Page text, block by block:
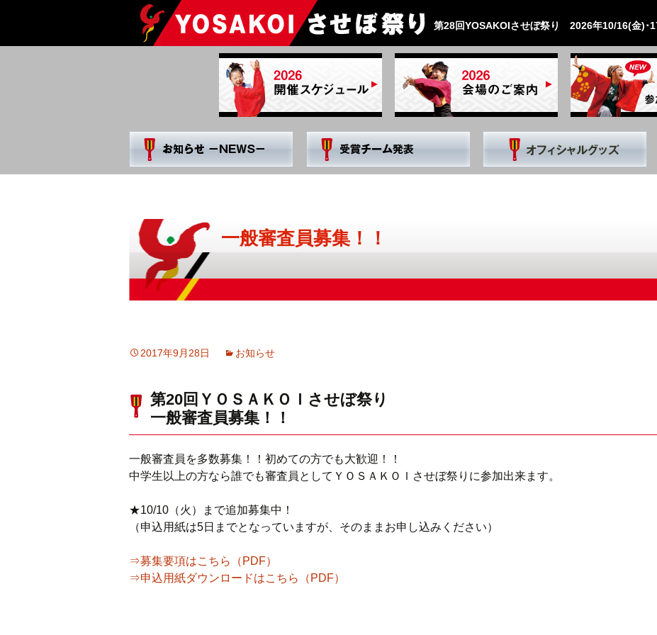
第28回YOSAKOIさせぼ祭り 2026年10/16(金)･
一般審査員募集！！
2017年9月28日 お知らせ
第20回ＹＯＳＡＫＯＩさせぼ祭り
一般審査員募集！！
一般審査員を多数募集！！初めての方でも大歓迎！！
中学生以上の方なら誰でも審査員としてＹＯＳＡＫＯＩさせぼ祭りに参加出来ます。
★10/10（火）まで追加募集中！
（申込用紙は5日までとなっていますが、そのままお申し込みください）
⇒募集要項はこちら（PDF）
⇒申込用紙ダウンロードはこちら（PDF）